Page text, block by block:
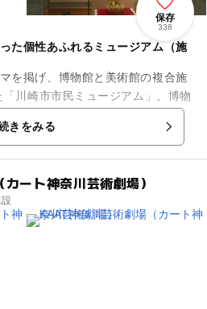
保存
338
た個性あふれるミュージアム（施
を掲げ、博物館と美術館の複合施
川崎市市民ミュージアム」。博物
を考古、歴史、民俗などの豊富な
きをみる
ート神奈川芸術劇場）